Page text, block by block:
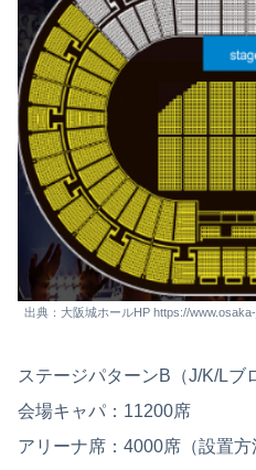
出典：大阪城ホールHP https://
ステージパターンB（J/K/Lブ
会場キャパ：11200席
アリーナ席：4000席（設置方